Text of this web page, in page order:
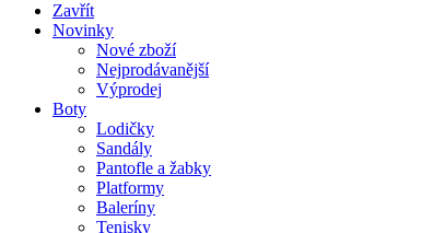
Zavřít
Novinky
Nové zboží
Nejprodávanější
Výprodej
Boty
Lodičky
Sandály
Pantofle a žabky
Platformy
Baleríny
Tenisky